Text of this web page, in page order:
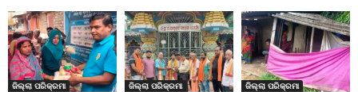
ଜିଲ୍ଲା ପରିକ୍ରମା ଜିଲ୍ଲା ପରିକ୍ରମା ଜିଲ୍ଲା ପରିକ୍ରମା